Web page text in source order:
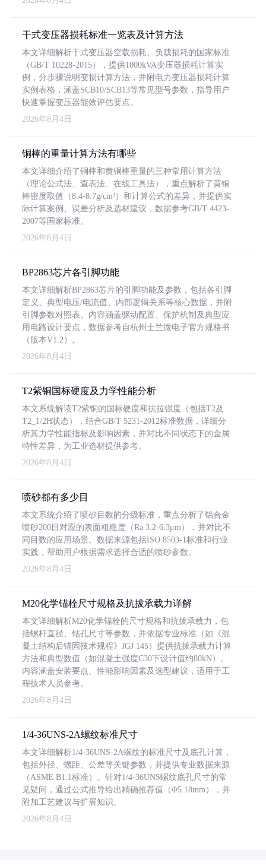
干式变压器损耗标准一览表及计算方法
本文详细解析干式变压器空载损耗、负载损耗的国家标准
（GB/T 10228-2015），提供1000kVA变压器损耗计算实
例，分步骤说明变损计算方法，并附电力变压器损耗计算
实例表格，涵盖SCB10/SCB13等常见型号参数，指导用户
快速掌握变压器能效评估要点。
2026年8月4日
铜棒的重量计算方法有哪些
本文详细介绍了铜棒和黄铜棒重量的三种常用计算方法
（理论公式法、查表法、在线工具法），重点解析了黄铜
棒密度取值（8.4-8.7g/cm³）和计算公式的差异，并提供实
际计算案例、误差分析及选材建议，数据参考GB/T 4423-
2007等国家标准。
2026年8月4日
BP2863芯片各引脚功能
本文详细解析BP2863芯片的引脚功能及参数，包括各引脚
定义、典型电压/电流值、内部逻辑关系等核心数据，并附
引脚参数对照表。内容涵盖驱动配置、保护机制及典型应
用电路设计要点，数据参考自杭州士兰微电子官方规格书
（版本V1.2）。
2026年8月4日
T2紫铜国标硬度及力学性能分析
本文系统解读T2紫铜的国标硬度和抗拉强度（包括T2及
T2_1/2H状态），结合GB/T 5231-2012标准数据，详细分
析其力学性能指标及影响因素，并对比不同状态下的金属
特性差异，为工业选材提供参考。
2026年8月4日
喷砂都有多少目
本文系统介绍了喷砂目数的分级标准，重点分析了铝合金
喷砂200目对应的表面粗糙度（Ra 3.2-6.3μm），并对比不
同目数的应用场景。数据来源包括ISO 8503-1标准和行业
实践，帮助用户根据需求选择合适的喷砂参数。
2026年8月4日
M20化学锚栓尺寸规格及抗拔承载力详解
本文详细解析M20化学锚栓的尺寸规格和抗拔承载力，包
括螺杆直径、钻孔尺寸等参数，并依据专业标准（如《混
凝土结构后锚固技术规程》JGJ 145）提供抗拔承载力计算
方法和典型数值（如混凝土强度C30下设计值约80kN）。
内容涵盖安装要点、性能影响因素及选型建议，适用于工
程技术人员参考。
2026年8月4日
1/4-36UNS-2A螺纹标准尺寸
本文详细解析1/4-36UNS-2A螺纹的标准尺寸及底孔计算，
包括外径、螺距、公差等关键参数，并提供专业数据来源
（ASME B1.1标准）。针对1/4-36UNS螺纹底孔尺寸的常
见疑问，通过公式推导给出精确推荐值（Φ5.18mm），并
附加工艺建议与扩展知识。
2026年8月4日